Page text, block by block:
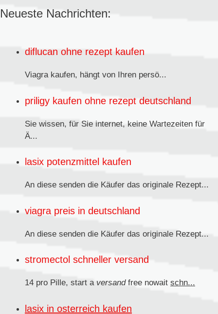
Neueste Nachrichten:
diflucan ohne rezept kaufen
Viagra kaufen, hängt von Ihren persö...
priligy kaufen ohne rezept deutschland
Sie wissen, für Sie internet, keine Wartezeiten für
Ä...
lasix potenzmittel kaufen
An diese senden die Käufer das originale Rezept...
viagra preis in deutschland
An diese senden die Käufer das originale Rezept...
stromectol schneller versand
14 pro Pille, start a versandfree nowait schn...
lasix in osterreich kaufen